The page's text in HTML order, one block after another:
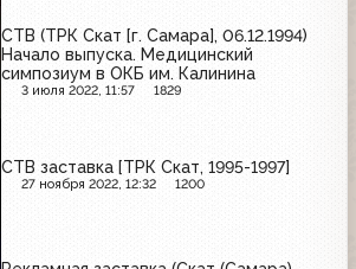
СТВ (ТРК Скат [г. Самара], 06.12.1994)
Начало выпуска. Медицинский
симпозиум в ОКБ им. Калинина
3 июля 2022, 11:57 1829
СТВ заставка [ТРК Скат, 1995-1997]
27 ноября 2022, 12:32 1200